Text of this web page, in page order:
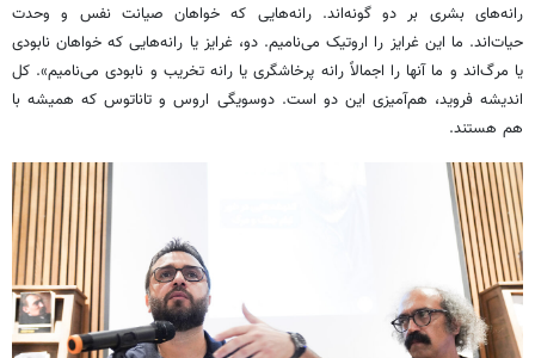
رانه‌های بشری بر دو گونه‌اند. رانه‌هایی که خواهان صیانت نفس و وحدت
حیات‌اند. ما این غرایز را اروتیک می‌نامیم. دو، غرایز یا رانه‌هایی که خواهان نابودی
یا مرگ‌اند و ما آنها را اجمالاً رانه پرخاشگری یا رانه تخریب و نابودی می‌نامیم». کل
اندیشه فروید، هم‌آمیزی این دو است. دوسویگی اروس و تاناتوس که همیشه با
هم هستند.